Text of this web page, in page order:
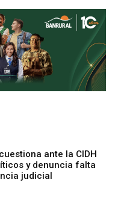
ante la CIDH
y denuncia falta
judicial